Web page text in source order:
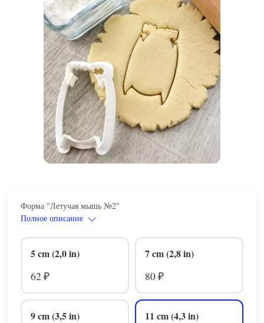
Форма "Летучая мышь №2"
Полное описание
5 cm (2,0 in)
62 ₽
7 cm (2,8 in)
80 ₽
9 cm (3,5 in)
11 cm (4,3 in)